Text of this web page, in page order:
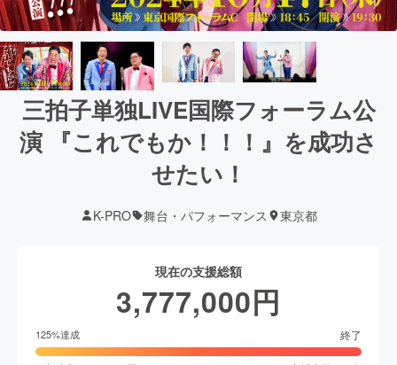
三拍子単独LIVE国際フォーラム公
演 『これでもか！！！』を成功さ
せたい！
K-PRO 舞台・パフォーマンス 東京都
現在の支援総額
3,777,000円
125%達成 終了